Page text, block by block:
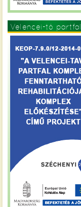
Velencei-tó partfal